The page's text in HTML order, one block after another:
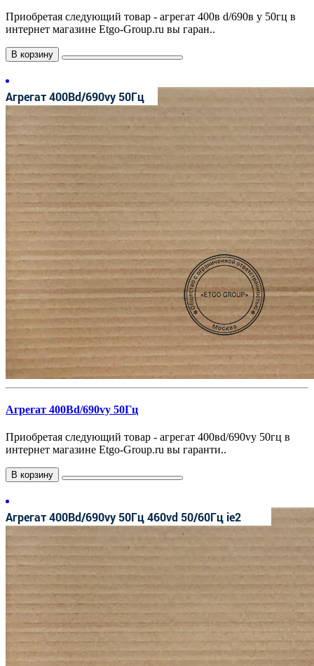
Приобретая следующий товар - агрегат 400в d/690в y 50гц в
интернет магазине Etgo-Group.ru вы гаран..
В корзину
Агрегат 400Вd/690vy 50Гц
Приобретая следующий товар - агрегат 400вd/690vy 50гц в
интернет магазине Etgo-Group.ru вы гаранти..
В корзину